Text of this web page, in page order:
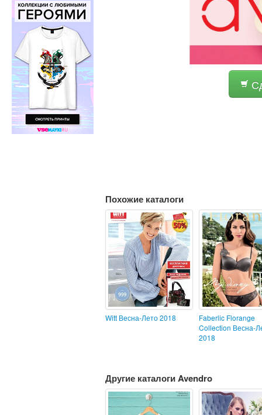
Похожие каталоги
Witt Весна-Лето 2018
Faberlic Florange
Collection Весна-
2018
Другие каталоги Avendro